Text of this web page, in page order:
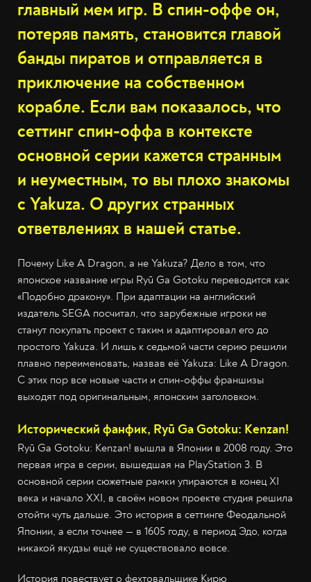
главный мем игр. В cпин-оффе он,
потеряв память, становится главой
банды пиратов и отправляется в
приключение на собственном
корабле. Если вам показалось, что
сеттинг спин-оффа в контексте
основной серии кажется странным
и неуместным, то вы плохо знакомы
с Yakuza. О других странных
ответвлениях в нашей статье.
Почему Like A Dragon, а не Yakuza? Дело в том, что
японское название игры Ryū Ga Gotoku переводится как
«Подобно дракону». При адаптации на английский
издатель SEGA посчитал, что зарубежные игроки не
станут покупать проект с таким и адаптировал его до
простого Yakuza. И лишь к седьмой части серию решили
плавно переименовать, назвав её Yakuza: Like A Dragon.
С этих пор все новые части и спин-оффы франшизы
выходят под оригинальным, японским заголовком.
Исторический фанфик, Ryū Ga Gotoku: Kenzan!
Ryū Ga Gotoku: Kenzan! вышла в Японии в 2008 году. Это
первая игра в серии, вышедшая на PlayStation 3. В
основной серии сюжетные рамки упираются в конец XI
века и начало XXI, в своём новом проекте студия решила
отойти чуть дальше. Это история в сеттинге Феодальной
Японии, а если точнее — в 1605 году, в период Эдо, когда
никакой якудзы ещё не существовало вовсе.
История повествует о фехтовальщике Кирю